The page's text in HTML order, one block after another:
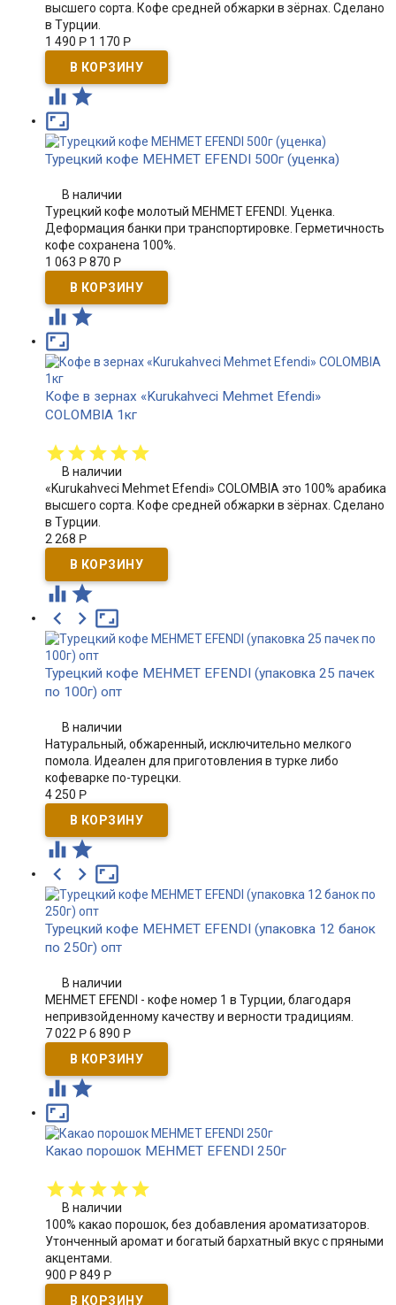
высшего сорта. Кофе средней обжарки в зёрнах. Сделано
в Турции.
1 490 Р 1 170 Р
 

Турецкий кофе MEHMET EFENDI 500г (уценка)
В наличии
Турецкий кофе молотый MEHMET EFENDI. Уценка.
Деформация банки при транспортировке. Герметичность
кофе сохранена 100%.
1 063 Р 870 Р
 

Кофе в зернах «Kurukahveci Mehmet Efendi»
COLOMBIA 1кг
В наличии
«Kurukahveci Mehmet Efendi» COLOMBIA это 100% арабика
высшего сорта. Кофе средней обжарки в зёрнах. Сделано
в Турции.
2 268 Р
 

 
Турецкий кофе MEHMET EFENDI (упаковка 25 пачек
по 100г) опт
В наличии
Натуральный, обжаренный, исключительно мелкого
помола. Идеален для приготовления в турке либо
кофеварке по-турецки.
4 250 Р
 

 
Турецкий кофе MEHMET EFENDI (упаковка 12 банок
по 250г) опт
В наличии
MEHMET EFENDI - кофе номер 1 в Турции, благодаря
непривзойденному качеству и верности традициям.
7 022 Р 6 890 Р
 

Какао порошок MEHMET EFENDI 250г
В наличии
100% какао порошок, без добавления ароматизаторов.
Утонченный аромат и богатый бархатный вкус с пряными
акцентами.
900 Р 849 Р